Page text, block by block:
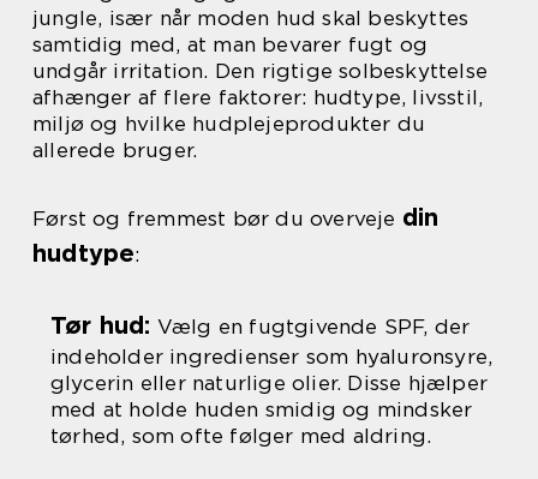
jungle, især når moden hud skal beskyttes
samtidig med, at man bevarer fugt og
undgår irritation. Den rigtige solbeskyttelse
afhænger af flere faktorer: hudtype, livsstil,
miljø og hvilke hudplejeprodukter du
allerede bruger.
Først og fremmest bør du overveje din
hudtype:
Tør hud: Vælg en fugtgivende SPF, der
indeholder ingredienser som hyaluronsyre,
glycerin eller naturlige olier. Disse hjælper
med at holde huden smidig og mindsker
tørhed, som ofte følger med aldring.